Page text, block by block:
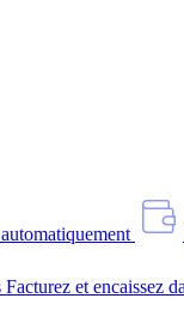
Facturez et encaissez